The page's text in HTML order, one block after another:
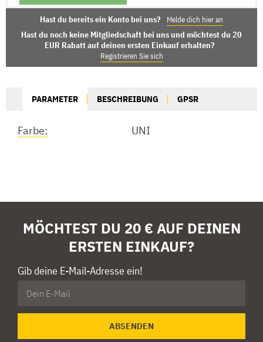
Hast du bereits ein Konto bei uns? Melde dich hier an
Hast du noch keine Mitgliedschaft bei uns und möchtest du 20
EUR Rabatt auf deinen ersten Einkauf erhalten?
Registrieren Sie sich
PARAMETER BESCHREIBUNG GPSR
Farbe: UNI
MÖCHTEST DU 20 € AUF DEINEN
ERSTEN EINKAUF?
Gib deine E-Mail-Adresse ein!
ABSENDEN